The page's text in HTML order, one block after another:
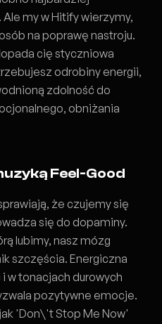
my w Hitify wierzymy,
na poprawę nastroju.
cię styczniowa
odrobiny energii,
zdolność do
obniżania
Feel-Good
że czujemy się
się do dopaminy.
lubimy, nasz mózg
szczęścia. Energiczna
w tonacjach durowych
pozytywne emocje.
'Don\'t Stop Me Now'